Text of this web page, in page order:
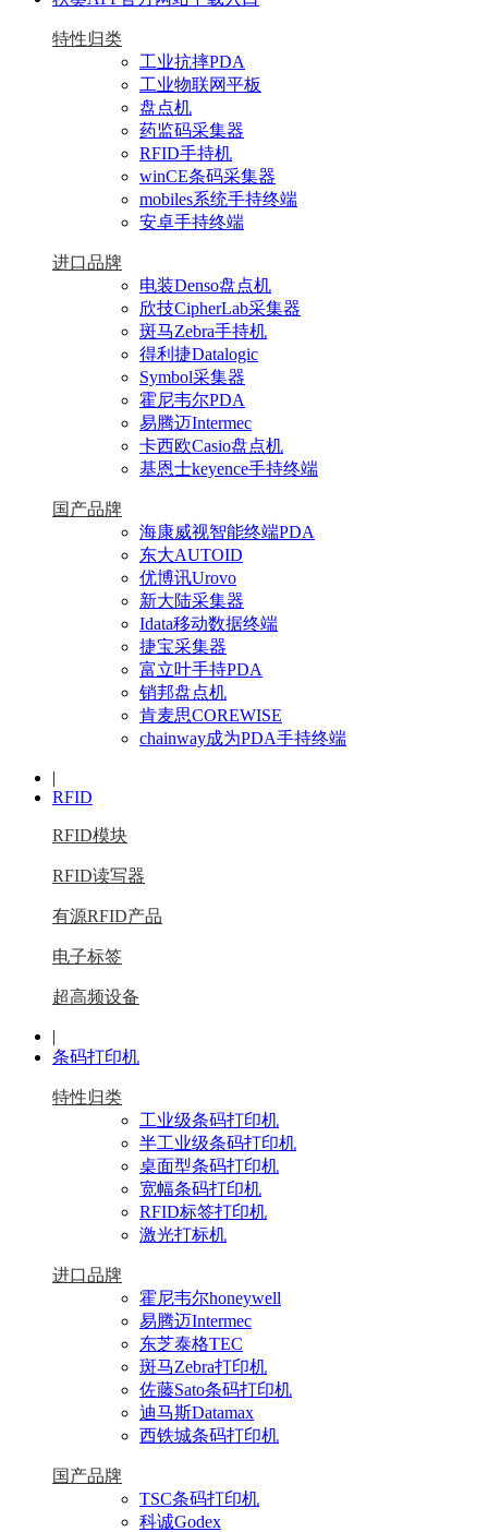
特性归类
工业抗摔PDA
工业物联网平板
盘点机
药监码采集器
RFID手持机
winCE条码采集器
mobiles系统手持终端
安卓手持终端
进口品牌
电装Denso盘点机
欣技CipherLab采集器
斑马Zebra手持机
得利捷Datalogic
Symbol采集器
霍尼韦尔PDA
易腾迈Intermec
卡西欧Casio盘点机
基恩士keyence手持终端
国产品牌
海康威视智能终端PDA
东大AUTOID
优博讯Urovo
新大陆采集器
Idata移动数据终端
捷宝采集器
富立叶手持PDA
销邦盘点机
肯麦思COREWISE
chainway成为PDA手持终端
|
RFID
RFID模块
RFID读写器
有源RFID产品
电子标签
超高频设备
|
条码打印机
特性归类
工业级条码打印机
半工业级条码打印机
桌面型条码打印机
宽幅条码打印机
RFID标签打印机
激光打标机
进口品牌
霍尼韦尔honeywell
易腾迈Intermec
东芝泰格TEC
斑马Zebra打印机
佐藤Sato条码打印机
迪马斯Datamax
西铁城条码打印机
国产品牌
TSC条码打印机
科诚Godex